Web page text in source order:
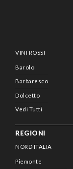
VINI ROSSI
Barolo
Barbaresco
Dolcetto
Vedi Tutti
REGIONI
NORD ITALIA
Piemonte